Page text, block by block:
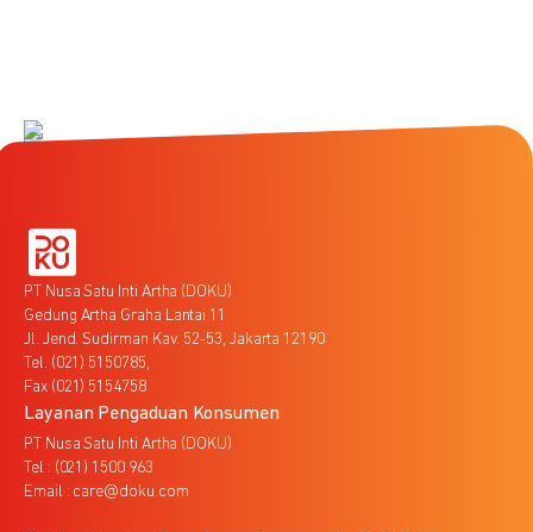
PT Nusa Satu Inti Artha (DOKU)
Gedung Artha Graha Lantai 11
Jl. Jend. Sudirman Kav. 52-53, Jakarta 12190
Tel. (021) 5150785,
Fax (021) 5154758
Layanan Pengaduan Konsumen
PT Nusa Satu Inti Artha (DOKU)
Tel : (021) 1500 963
Email : care@doku.com